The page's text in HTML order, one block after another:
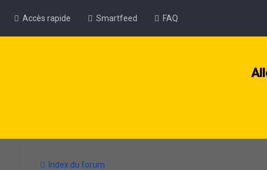
Accès rapide Smartfeed FAQ
Index du forum